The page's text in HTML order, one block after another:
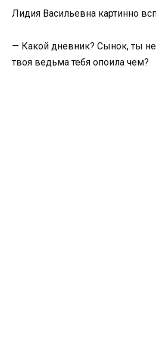
Лидия Васильевна картинно
— Какой дневник? Сынок, ты
твоя ведьма тебя опоила чем?